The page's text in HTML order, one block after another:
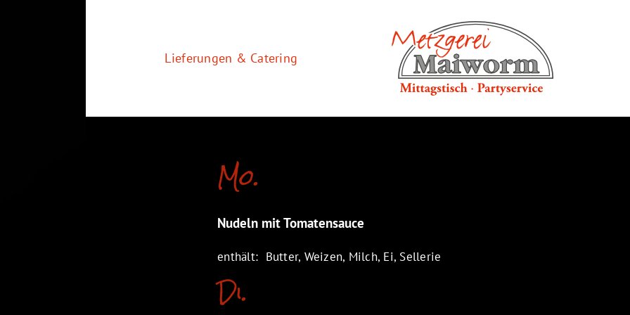
Lieferungen & Catering
Mo.
Nudeln mit Tomatensauce
enthält: Butter, Weizen, Milch, Ei, Sellerie
Di.